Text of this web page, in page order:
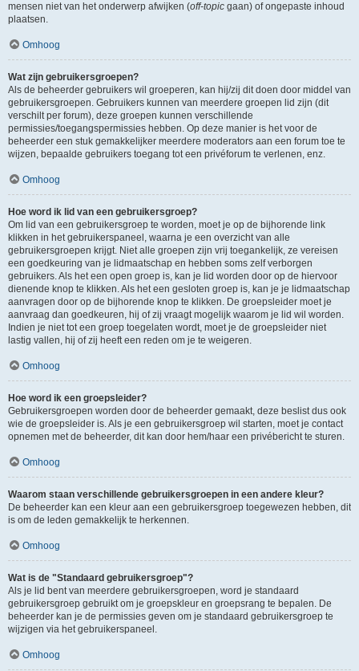
mensen niet van het onderwerp afwijken (off-topic gaan) of ongepaste inhoud
plaatsen.
Omhoog
Wat zijn gebruikersgroepen?
Als de beheerder gebruikers wil groeperen, kan hij/zij dit doen door middel van
gebruikersgroepen. Gebruikers kunnen van meerdere groepen lid zijn (dit
verschilt per forum), deze groepen kunnen verschillende
permissies/toegangspermissies hebben. Op deze manier is het voor de
beheerder een stuk gemakkelijker meerdere moderators aan een forum toe te
wijzen, bepaalde gebruikers toegang tot een privéforum te verlenen, enz.
Omhoog
Hoe word ik lid van een gebruikersgroep?
Om lid van een gebruikersgroep te worden, moet je op de bijhorende link
klikken in het gebruikerspaneel, waarna je een overzicht van alle
gebruikersgroepen krijgt. Niet alle groepen zijn vrij toegankelijk, ze vereisen
een goedkeuring van je lidmaatschap en hebben soms zelf verborgen
gebruikers. Als het een open groep is, kan je lid worden door op de hiervoor
dienende knop te klikken. Als het een gesloten groep is, kan je je lidmaatschap
aanvragen door op de bijhorende knop te klikken. De groepsleider moet je
aanvraag dan goedkeuren, hij of zij vraagt mogelijk waarom je lid wil worden.
Indien je niet tot een groep toegelaten wordt, moet je de groepsleider niet
lastig vallen, hij of zij heeft een reden om je te weigeren.
Omhoog
Hoe word ik een groepsleider?
Gebruikersgroepen worden door de beheerder gemaakt, deze beslist dus ook
wie de groepsleider is. Als je een gebruikersgroep wil starten, moet je contact
opnemen met de beheerder, dit kan door hem/haar een privébericht te sturen.
Omhoog
Waarom staan verschillende gebruikersgroepen in een andere kleur?
De beheerder kan een kleur aan een gebruikersgroep toegewezen hebben, dit
is om de leden gemakkelijk te herkennen.
Omhoog
Wat is de "Standaard gebruikersgroep"?
Als je lid bent van meerdere gebruikersgroepen, word je standaard
gebruikersgroep gebruikt om je groepskleur en groepsrang te bepalen. De
beheerder kan je de permissies geven om je standaard gebruikersgroep te
wijzigen via het gebruikerspaneel.
Omhoog